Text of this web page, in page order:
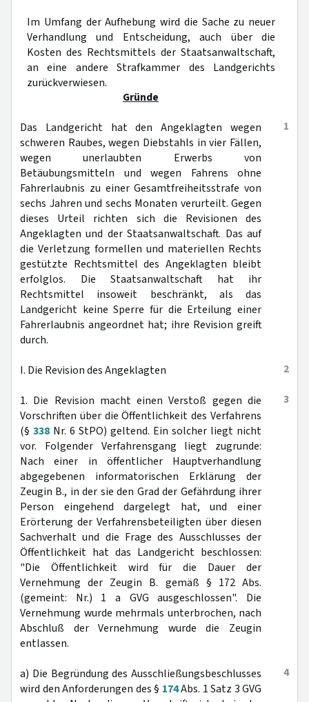
Im Umfang der Aufhebung wird die Sache zu neuer
Verhandlung und Entscheidung, auch über die
Kosten des Rechtsmittels der Staatsanwaltschaft,
an eine andere Strafkammer des Landgerichts
zurückverwiesen.
Gründe
1
Das Landgericht hat den Angeklagten wegen
schweren Raubes, wegen Diebstahls in vier Fällen,
wegen unerlaubten Erwerbs von
Betäubungsmitteln und wegen Fahrens ohne
Fahrerlaubnis zu einer Gesamtfreiheitsstrafe von
sechs Jahren und sechs Monaten verurteilt. Gegen
dieses Urteil richten sich die Revisionen des
Angeklagten und der Staatsanwaltschaft. Das auf
die Verletzung formellen und materiellen Rechts
gestützte Rechtsmittel des Angeklagten bleibt
erfolglos. Die Staatsanwaltschaft hat ihr
Rechtsmittel insoweit beschränkt, als das
Landgericht keine Sperre für die Erteilung einer
Fahrerlaubnis angeordnet hat; ihre Revision greift
durch.
2
I. Die Revision des Angeklagten
3
1. Die Revision macht einen Verstoß gegen die
Vorschriften über die Öffentlichkeit des Verfahrens
(§ 338 Nr. 6 StPO) geltend. Ein solcher liegt nicht
vor. Folgender Verfahrensgang liegt zugrunde:
Nach einer in öffentlicher Hauptverhandlung
abgegebenen informatorischen Erklärung der
Zeugin B., in der sie den Grad der Gefährdung ihrer
Person eingehend dargelegt hat, und einer
Erörterung der Verfahrensbeteiligten über diesen
Sachverhalt und die Frage des Ausschlusses der
Öffentlichkeit hat das Landgericht beschlossen:
"Die Öffentlichkeit wird für die Dauer der
Vernehmung der Zeugin B. gemäß § 172 Abs.
(gemeint: Nr.) 1 a GVG ausgeschlossen". Die
Vernehmung wurde mehrmals unterbrochen, nach
Abschluß der Vernehmung wurde die Zeugin
entlassen.
4
a) Die Begründung des Ausschließungsbeschlusses
wird den Anforderungen des § 174Abs. 1 Satz 3 GVG